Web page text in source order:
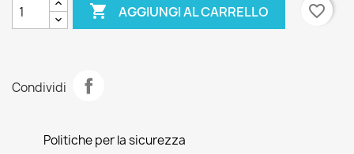
 AGGIUNGI AL CARRELLO favorite_border
Condividi
Politiche per la sicurezza